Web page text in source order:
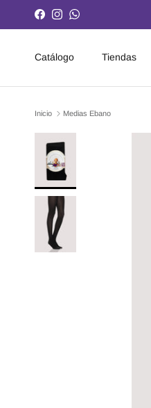
Ir al contenido
Facebook
InstagramWhatsApp
Catálogo Tiendas
Inicio Medias Ebano